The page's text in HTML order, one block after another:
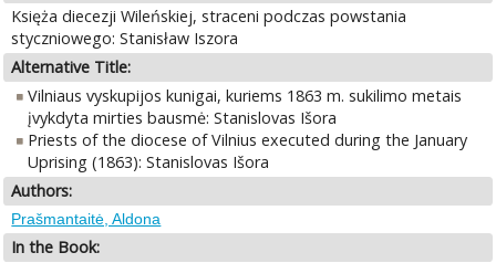
Księża diecezji Wileńskiej, straceni podczas powstania
styczniowego: Stanisław Iszora
Alternative Title:
Vilniaus vyskupijos kunigai, kuriems 1863 m. sukilimo metais
įvykdyta mirties bausmė: Stanislovas Išora
Priests of the diocese of Vilnius executed during the January
Uprising (1863): Stanislovas Išora
Authors:
Prašmantaitė, Aldona
In the Book: